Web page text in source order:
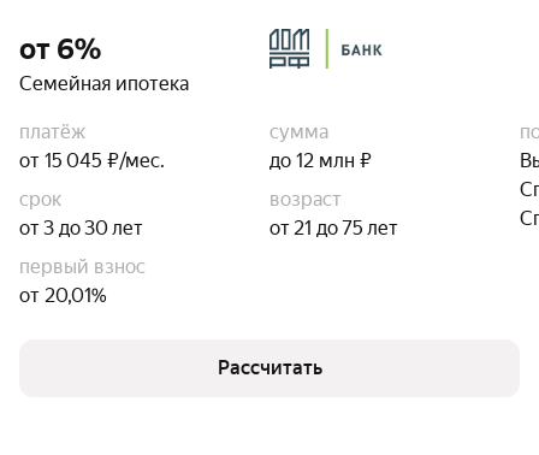
от 6%
Семейная ипотека
платёж
от 15 045 ₽/мес.
сумма
до 12 млн ₽
срок
от 3 до 30 лет
возраст
от 21 до 75 лет
первый взнос
от 20,01%
Рассчитать